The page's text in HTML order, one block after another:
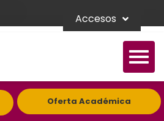
Accesos
Oferta Académica